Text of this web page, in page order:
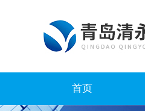
首页